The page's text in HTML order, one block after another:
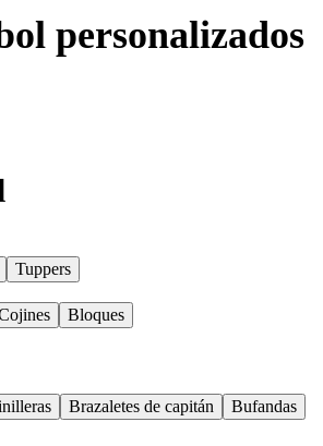
personalizados
Tuppers
Bloques
Brazaletes de capitán
Bufandas